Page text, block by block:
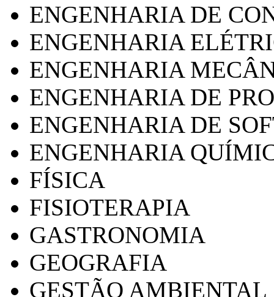
ENGENHARIA DE
ENGENHARIA
ENGENHARIA
ENGENHARIA DE
ENGENHARIA DE
ENGENHARIA
FÍSICA
FISIOTERAPIA
GASTRONOMIA
GEOGRAFIA
GESTÃO AMBIENTAL